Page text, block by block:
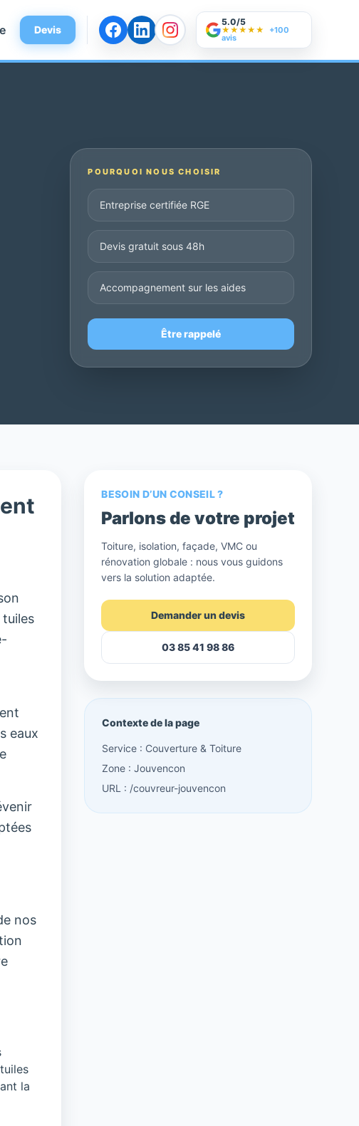
Devis
5.0/5
★★★★★ +100
avis
POURQUOI NOUS CHOISIR
Entreprise certifiée RGE
Devis gratuit sous 48h
Accompagnement sur les aides
Être rappelé
eaux
nos
la
BESOIN D’UN CONSEIL ?
Parlons de votre projet
Toiture, isolation, façade, VMC ou
rénovation globale : nous vous guidons
vers la solution adaptée.
Demander un devis
03 85 41 98 86
Contexte de la page
Service : Couverture & Toiture
Zone : Jouvencon
URL : /couvreur-jouvencon